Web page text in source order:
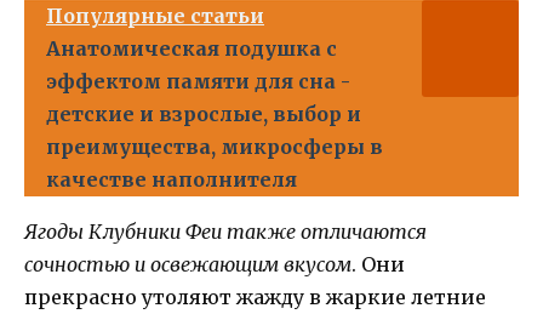
Популярные статьи
Анатомическая подушка с
эффектом памяти для сна -
детские и взрослые, выбор и
преимущества, микросферы в
качестве наполнителя
Ягоды Клубники Феи также отличаются
сочностью и освежающим вкусом. Они
прекрасно утоляют жажду в жаркие летние